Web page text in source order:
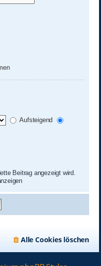
Aufsteigend
Beitrag angezeigt wird.
Alle Cookies löschen